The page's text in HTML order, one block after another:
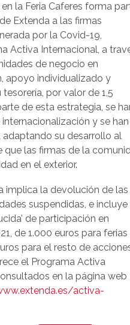
la Feria Caferes forma
Extenda a las firmas
por la Covid-19,
Activa Internacional, a
de negocio en
apoyo individualizado y
por valor de 1,5
de esta estrategia, se
y se han
adaptando su desarrollo al
que las firmas de la
en el exterior.
implica la devolución de las
suspendidas, e incluye
de participación en
de 1.000 euros para ferias
para el resto de
el Programa Activa
en la página web
activa-